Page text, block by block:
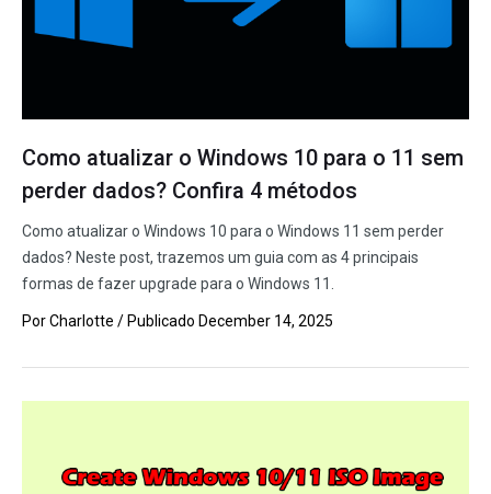
Como atualizar o Windows 10 para o 11 sem
perder dados? Confira 4 métodos
Como atualizar o Windows 10 para o Windows 11 sem perder
dados? Neste post, trazemos um guia com as 4 principais
formas de fazer upgrade para o Windows 11.
PorCharlotte / Publicado December 14, 2025